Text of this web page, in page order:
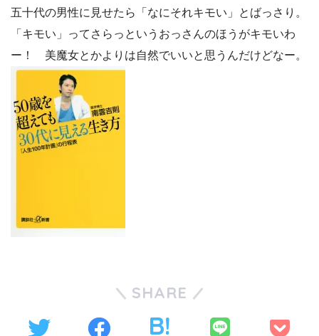
五十代の男性に見せたら「なにそれキモい」とばっさり。
「キモい」ってさらっというおっさんのほうがキモいわ
ー！ 美魔女とかよりは自然でいいと思うんだけどなー。
SHARE